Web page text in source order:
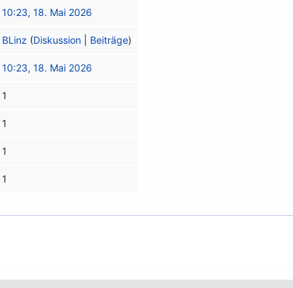
10:23, 18. Mai 2026
BLinz (Diskussion Beiträge)
10:23, 18. Mai 2026
1
1
1
1